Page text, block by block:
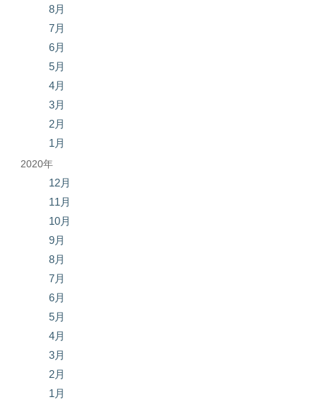
8月
7月
6月
5月
4月
3月
2月
1月
2020年
12月
11月
10月
9月
8月
7月
6月
5月
4月
3月
2月
1月